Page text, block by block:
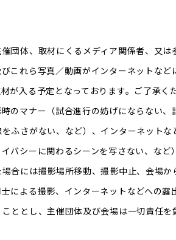
団体、取材にくるメディア関係者、又は
これら写真／動画がインターネットなど
が入る予定となっております。ご了承く
のマナー（試合進行の妨げにならない、
ふさがない、など）、インターネットな
バシーに関わるシーンを写さない、など
合には撮影場所移動、撮影中止、会場か
による撮影、インターネットなどへの露
ととし、主催団体及び会場は一切責任を